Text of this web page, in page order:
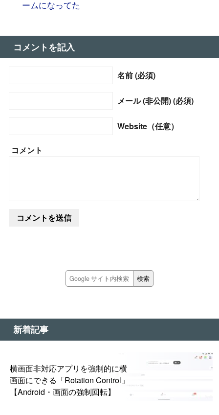
ームになってた
コメントを記入
名前 (必須)
メール (非公開) (必須)
Website（任意）
コメント
新着記事
横画面非対応アプリを強制的に横
画面にできる「Rotation Control」
【Android・画面の強制回転】